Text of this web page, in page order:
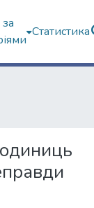
Статистика